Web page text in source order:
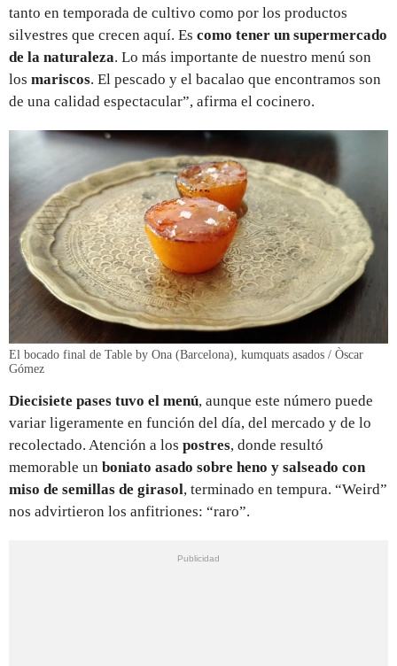
tanto en temporada de cultivo como por los productos
silvestres que crecen aquí. Es como tener un supermercado
de la naturaleza. Lo más importante de nuestro menú son
los mariscos. El pescado y el bacalao que encontramos son
de una calidad espectacular”, afirma el cocinero.
El bocado final de Table by Ona (Barcelona), kumquats asados / Òscar
Gómez
Diecisiete pases tuvo el menú, aunque este número puede
variar ligeramente en función del día, del mercado y de lo
recolectado. Atención a los postres, donde resultó
memorable un boniato asado sobre heno y salseado con
miso de semillas de girasol, terminado en tempura. “Weird”
nos advirtieron los anfitriones: “raro”.